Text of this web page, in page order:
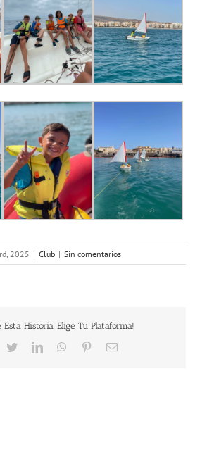
2025 | Club | Sin comentarios
Esta Historia, Elige Tu Plataforma!
TwitterLinkedInWhatsApp
PinterestCorreo